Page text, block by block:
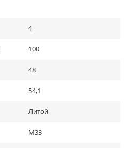
4
100
48
54,1
Литой
M33